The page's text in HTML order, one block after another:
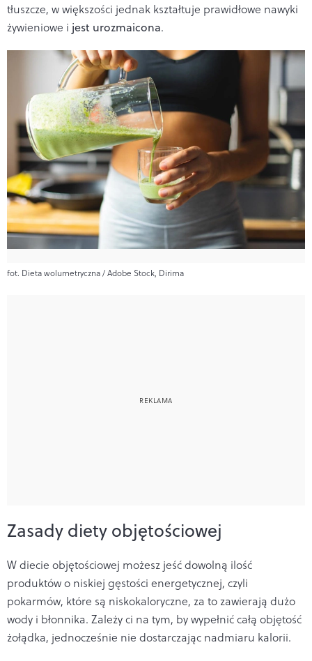
tłuszcze, w większości jednak kształtuje prawidłowe nawyki
żywieniowe i jest urozmaicona.
fot. Dieta wolumetryczna / Adobe Stock, Dirima
Zasady diety objętościowej
W diecie objętościowej możesz jeść dowolną ilość
produktów o niskiej gęstości energetycznej, czyli
pokarmów, które są niskokaloryczne, za to zawierają dużo
wody i błonnika. Zależy ci na tym, by wypełnić całą objętość
żołądka, jednocześnie nie dostarczając nadmiaru kalorii.